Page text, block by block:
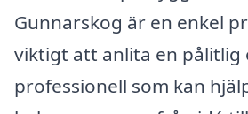
Gunnarskog är en enkel
viktigt att anlita en pålitlig
professionell som kan